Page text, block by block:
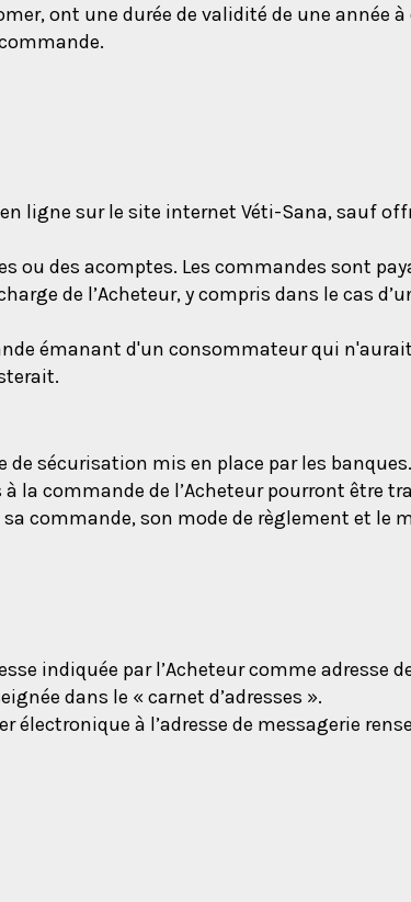
ont une durée de validité de une année
ligne sur le site internet Véti-Sana, sauf
ou des acomptes. Les commandes sont
de l’Acheteur, y compris dans le cas
émanant d'un consommateur qui
sécurisation mis en place par les banques.
la commande de l’Acheteur pourront être
commande, son mode de règlement et le
indiquée par l’Acheteur comme adresse
dans le « carnet d’adresses ».
à l’adresse de messagerie